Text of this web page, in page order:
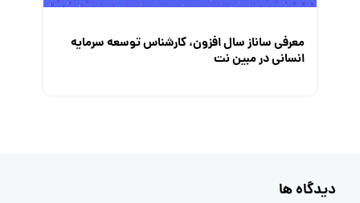
معرفی ساناز سال افزون، کارشناس توسعه سرمایه
انسانی در مبین نت
دیدگاه ها